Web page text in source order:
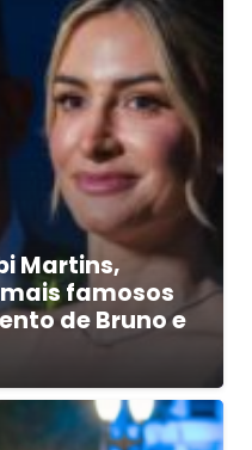
Martins,
famosos
de Bruno e